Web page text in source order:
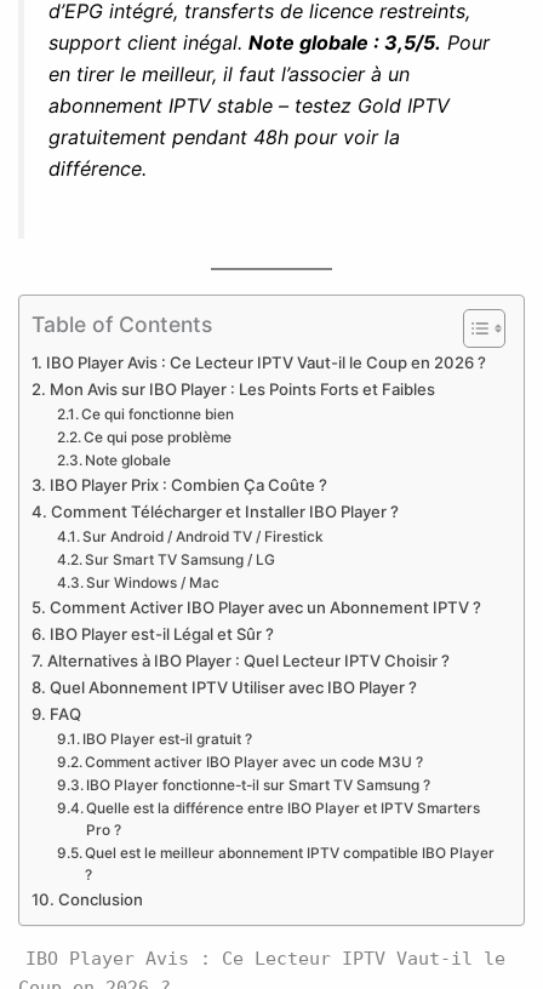
d’EPG intégré, transferts de licence restreints,
support client inégal. Note globale : 3,5/5. Pour
en tirer le meilleur, il faut l’associer à un
abonnement IPTV stable – testez Gold IPTV
gratuitement pendant 48h pour voir la
différence.
Table of Contents
IBO Player Avis : Ce Lecteur IPTV Vaut-il le Coup en 2026 ?
Mon Avis sur IBO Player : Les Points Forts et Faibles
Ce qui fonctionne bien
Ce qui pose problème
Note globale
IBO Player Prix : Combien Ça Coûte ?
Comment Télécharger et Installer IBO Player ?
Sur Android / Android TV / Firestick
Sur Smart TV Samsung / LG
Sur Windows / Mac
Comment Activer IBO Player avec un Abonnement IPTV ?
IBO Player est-il Légal et Sûr ?
Alternatives à IBO Player : Quel Lecteur IPTV Choisir ?
Quel Abonnement IPTV Utiliser avec IBO Player ?
FAQ
IBO Player est-il gratuit ?
Comment activer IBO Player avec un code M3U ?
IBO Player fonctionne-t-il sur Smart TV Samsung ?
Quelle est la différence entre IBO Player et IPTV Smarters
Pro ?
Quel est le meilleur abonnement IPTV compatible IBO Player
?
Conclusion
IBO Player Avis : Ce Lecteur IPTV Vaut-il le